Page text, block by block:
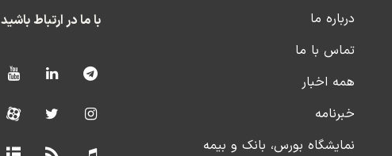
درباره ما
تماس با ما
همه اخبار
خبرنامه
نمایشگاه بورس، بانک و بیمه
با ما در ارتباط باشید